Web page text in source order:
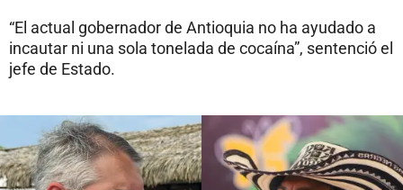
“El actual gobernador de Antioquia no ha ayudado a
incautar ni una sola tonelada de cocaína”, sentenció el
jefe de Estado.